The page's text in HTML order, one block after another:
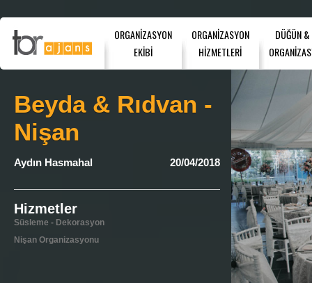
ORGANİZASYON
EKİBİ
ORGANİZASYON
HİZMETLERİ
DÜĞÜN
Beyda & Rıdvan -
Nişan
Aydın Hasmahal 20/04/2018
Hizmetler
Süsleme - Dekorasyon
Nişan Organizasyonu